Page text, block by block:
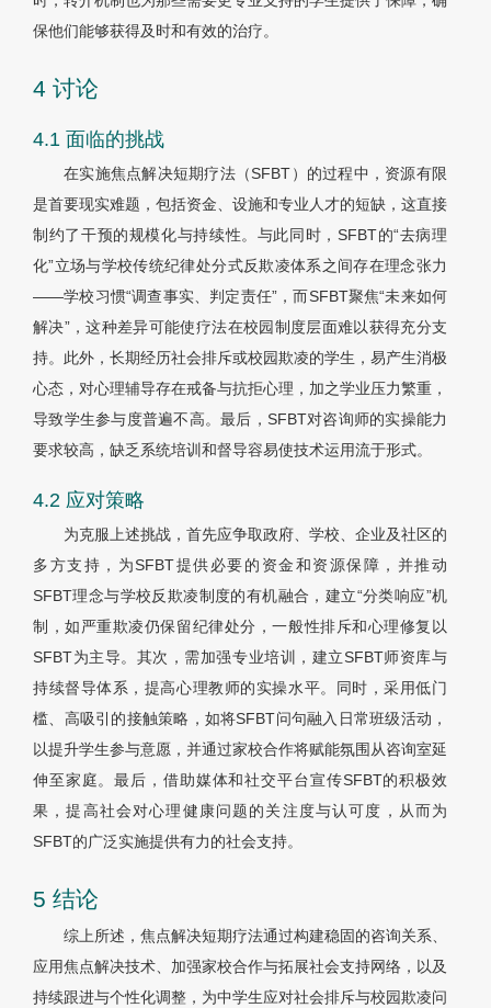
保他们能够获得及时和有效的治疗。
4 讨论
4.1 面临的挑战
在实施焦点解决短期疗法（SFBT）的过程中，资源有限
是首要现实难题，包括资金、设施和专业人才的短缺，这直接
制约了干预的规模化与持续性。与此同时，SFBT的“去病理
化”立场与学校传统纪律处分式反欺凌体系之间存在理念张力
——学校习惯“调查事实、判定责任”，而SFBT聚焦“未来如何
解决”，这种差异可能使疗法在校园制度层面难以获得充分支
持。此外，长期经历社会排斥或校园欺凌的学生，易产生消极
心态，对心理辅导存在戒备与抗拒心理，加之学业压力繁重，
导致学生参与度普遍不高。最后，SFBT对咨询师的实操能力
要求较高，缺乏系统培训和督导容易使技术运用流于形式。
4.2 应对策略
为克服上述挑战，首先应争取政府、学校、企业及社区的
多方支持，为SFBT提供必要的资金和资源保障，并推动
SFBT理念与学校反欺凌制度的有机融合，建立“分类响应”机
制，如严重欺凌仍保留纪律处分，一般性排斥和心理修复以
SFBT为主导。其次，需加强专业培训，建立SFBT师资库与
持续督导体系，提高心理教师的实操水平。同时，采用低门
槛、高吸引的接触策略，如将SFBT问句融入日常班级活动，
以提升学生参与意愿，并通过家校合作将赋能氛围从咨询室延
伸至家庭。最后，借助媒体和社交平台宣传SFBT的积极效
果，提高社会对心理健康问题的关注度与认可度，从而为
SFBT的广泛实施提供有力的社会支持。
5 结论
综上所述，焦点解决短期疗法通过构建稳固的咨询关系、
应用焦点解决技术、加强家校合作与拓展社会支持网络，以及
持续跟进与个性化调整，为中学生应对社会排斥与校园欺凌问